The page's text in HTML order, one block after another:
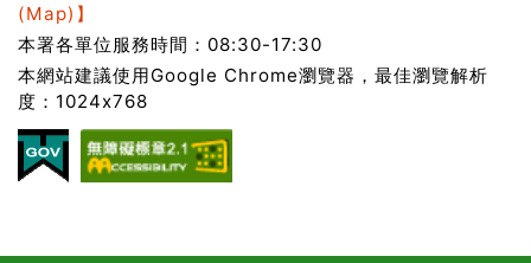
(Map)】
本署各單位服務時間：08:30-17:30
本網站建議使用Google Chrome瀏覽器，最佳瀏覽解析
度：1024x768